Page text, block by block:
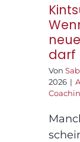
darf
Von
2026 |